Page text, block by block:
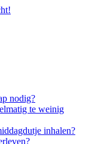
nodig?
te weinig
inhalen?